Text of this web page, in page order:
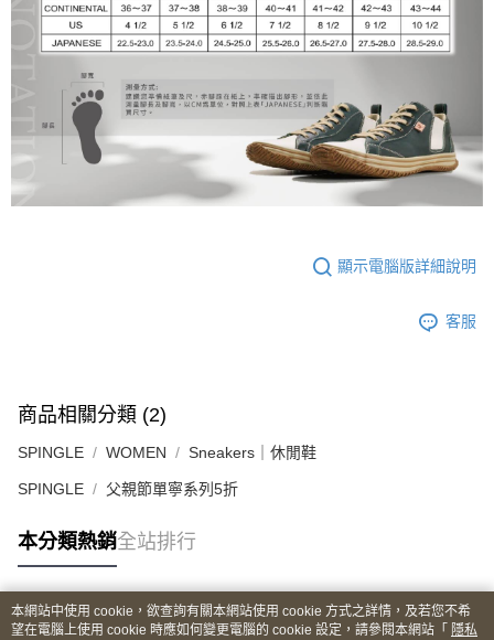
顯示電腦版詳細說明
客服
商品相關分類 (2)
SPINGLE WOMEN Sneakers｜休閒鞋
SPINGLE 父親節單寧系列5折
本分類熱銷全站排行
熱門標籤
本網站中使用 cookie，欲查詢有關本網站使用 cookie 方式之詳情，及若您不希
望在電腦上使用 cookie 時應如何變更電腦的 cookie 設定，請參閱本網站「 隱私